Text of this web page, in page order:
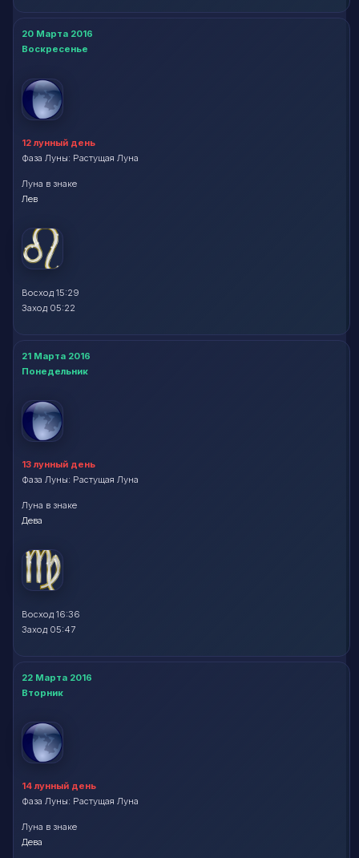
20 Марта 2016
Воскресенье
12 лунный день
Фаза Луны: Растущая Луна
Луна в знаке
Лев
Восход 15:29
Заход 05:22
21 Марта 2016
Понедельник
13 лунный день
Фаза Луны: Растущая Луна
Луна в знаке
Дева
Восход 16:36
Заход 05:47
22 Марта 2016
Вторник
14 лунный день
Фаза Луны: Растущая Луна
Луна в знаке
Дева